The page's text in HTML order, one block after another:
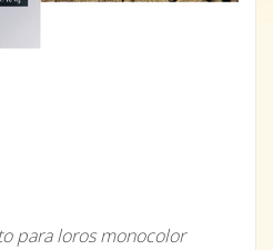
para loros monocolor